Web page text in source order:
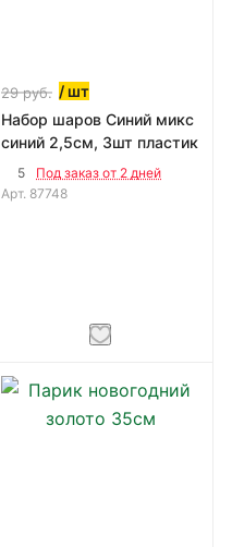
29руб. / шт
Набор шаров Синий микс
синий 2,5см, 3шт пластик
5
Под заказ от 2 дней
Арт. 87748